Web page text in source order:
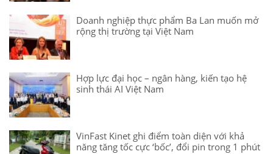
Doanh nghiệp thực phẩm Ba Lan muốn mở
rộng thị trường tại Việt Nam
Hợp lực đại học – ngân hàng, kiến tạo hệ
sinh thái AI Việt Nam
VinFast Kinet ghi điểm toàn diện với khả
năng tăng tốc cực ‘bốc’, đổi pin trong 1 phút